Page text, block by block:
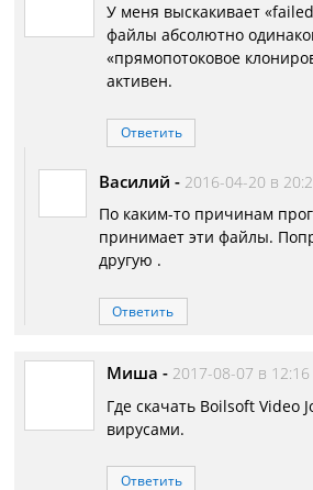
У меня выскакивает
файлы абсолютно
«прямопотоковое
активен.
Ответить
Василий - 2016-04-20 в
По каким-то причинам
принимает эти файлы.
другую .
Ответить
Миша - 2017-08-07 в 12:16
Где скачать Boilsoft Video
вирусами.
Ответить